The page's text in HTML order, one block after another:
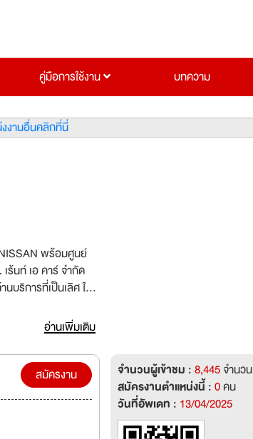
คู่มือการใช้งาน บทความ
งงานอื่นคลิกที่นี่
พร้อมศูนย์
ร้นท์ เอ คาร์ จำกัด
บริการที่เป็นเลิศ ให้
1 ใน 5 ของโลก โดย
ณภูมิ ดอนเมือง พัทยา
ยนต์ใหม่ยี่ห้อ
อ่านเพิ่มเติม
สมัครงาน จำนวนผู้เข้าชม :8,445จำนวน
สมัครงานตำแหน่งนี้ :0คน
วันที่อัพเดท : 13/04/2025